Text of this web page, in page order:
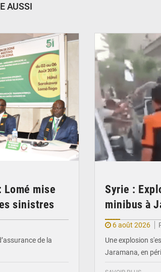
AUSSI
Lomé mise
sinistres
de la
Syrie :
minibus à
6 août 2026
Une explosion
Jaramana, en